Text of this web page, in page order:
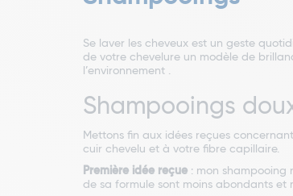
Se laver les cheveux est un geste
de votre chevelure un modèle de
l’environnement .
Shampooings
Mettons fin aux idées reçues
cuir chevelu et à votre fibre capillaire.
Première idée reçue : mon shampooing
de sa formule sont moins abondants et